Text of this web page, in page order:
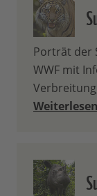
Porträt der
WWF mit